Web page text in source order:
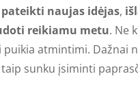
naujas idėjas,
reikiamu metu. Ne
puikia atmintimi. Dažnai
sunku įsiminti